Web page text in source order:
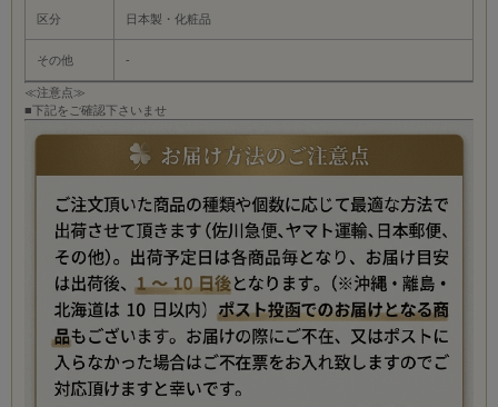
区分 日本製・化粧品
その他 -
≪注意点≫
■下記をご確認下さいませ